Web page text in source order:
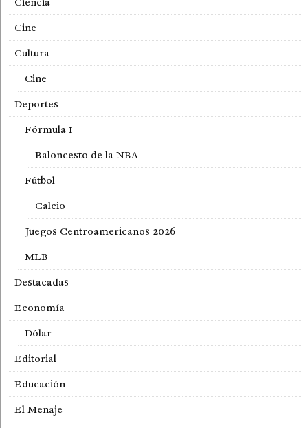
Cine
Cultura
Cine
Deportes
Fórmula 1
Baloncesto de la NBA
Fútbol
Calcio
Juegos Centroamericanos 2026
MLB
Destacadas
Economía
Dólar
Editorial
Educación
El Menaje